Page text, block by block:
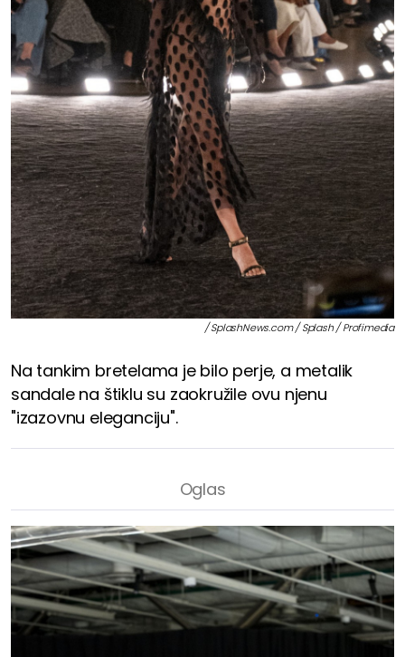
/ SplashNews.com / Splash / Profimedia
Na tankim bretelama je bilo perje, a metalik
sandale na štiklu su zaokružile ovu njenu
"izazovnu eleganciju".